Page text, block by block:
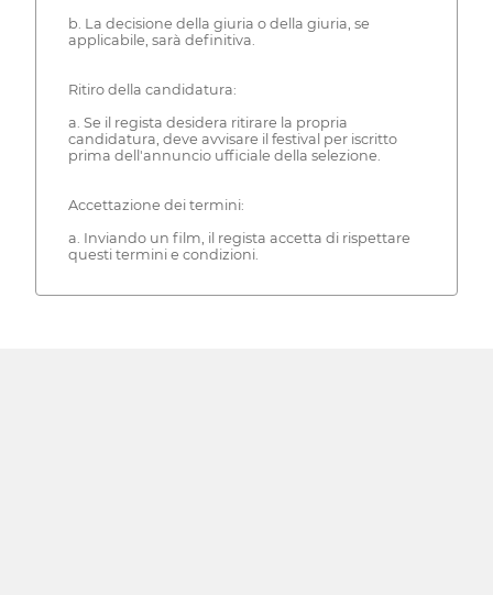
b. La decisione della giuria o della giuria, se
applicabile, sarà definitiva.
Ritiro della candidatura:
a. Se il regista desidera ritirare la propria
candidatura, deve avvisare il festival per iscritto
prima dell'annuncio ufficiale della selezione.
Accettazione dei termini:
a. Inviando un film, il regista accetta di rispettare
questi termini e condizioni.